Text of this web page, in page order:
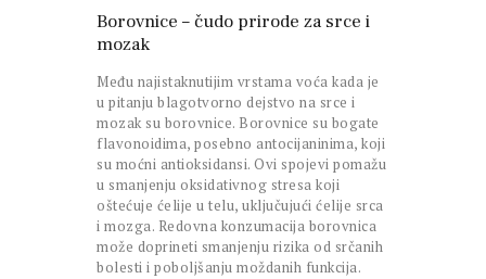
Borovnice – čudo prirode za srce i
mozak
Među najistaknutijim vrstama voća kada je
u pitanju blagotvorno dejstvo na srce i
mozak su borovnice. Borovnice su bogate
flavonoidima, posebno antocijaninima, koji
su moćni antioksidansi. Ovi spojevi pomažu
u smanjenju oksidativnog stresa koji
oštećuje ćelije u telu, uključujući ćelije srca
i mozga. Redovna konzumacija borovnica
može doprineti smanjenju rizika od srčanih
bolesti i poboljšanju moždanih funkcija.